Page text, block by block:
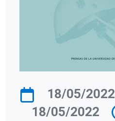
18/05/2022
18/05/2022